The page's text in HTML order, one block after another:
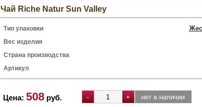
Чай Riche Natur Sun Valley
Тип упаковки
Вес изделия
Страна производства
Артикул
Цена: 508 руб.